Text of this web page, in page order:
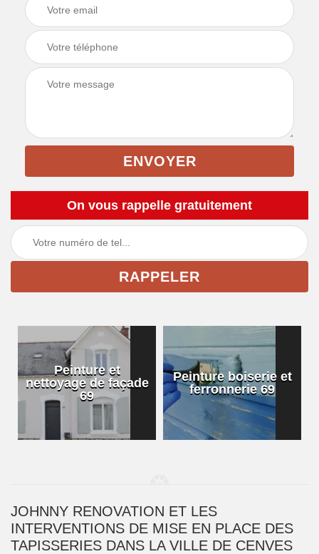
On vous rappelle gratuitement
Peinture et
nettoyage de façade
69
Peinture boiserie et
ferronnerie 69
JOHNNY RENOVATION ET LES
INTERVENTIONS DE MISE EN PLACE DES
TAPISSERIES DANS LA VILLE DE CENVES